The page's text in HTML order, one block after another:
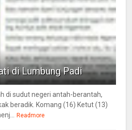
di Lumbung Padi
di sudut negeri antah-berantah,
beradik. Komang (16) Ketut (13)
Readmore